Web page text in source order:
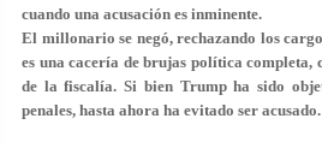
cuando una acusación es inminente.
El millonario se negó, rechazando los
es una cacería de brujas política
de la fiscalía. Si bien Trump ha sido
penales, hasta ahora ha evitado ser acusado.